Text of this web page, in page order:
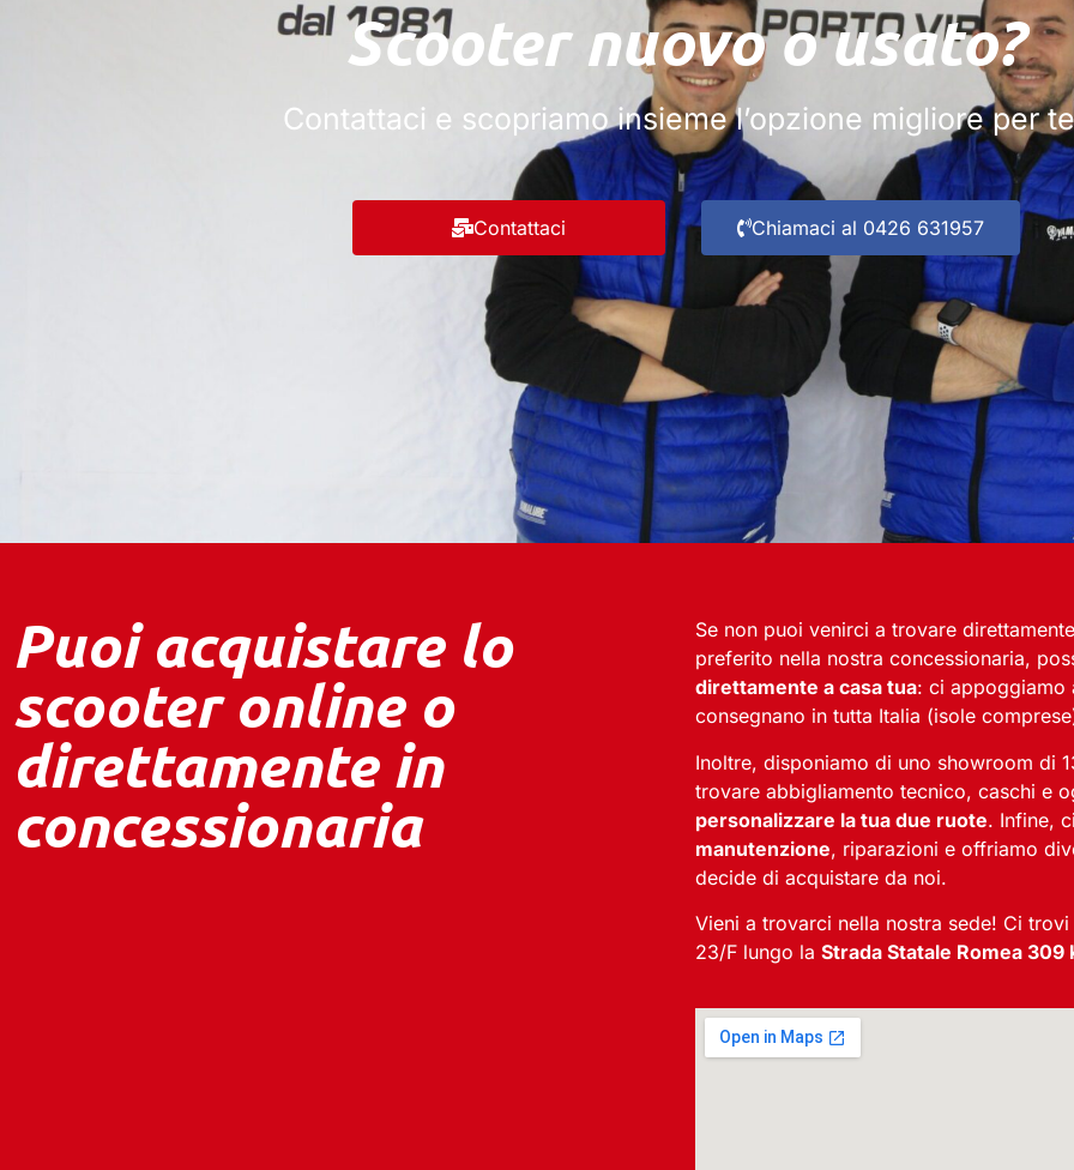
Scooter nuovo o usato?
Contattaci e scopriamo insieme l’opzione migliore per
Contattaci Chiamaci al 0426 631957
Puoi acquistare lo
scooter online o
direttamente in
concessionaria
Se non puoi venirci a trovare
preferito nella nostra concessionaria,
direttamente a casa tua: ci appoggiamo
consegnano in tutta Italia (isole
Inoltre, disponiamo di uno showroom di
trovare abbigliamento tecnico, caschi e
personalizzare la tua due ruote. Infine,
manutenzione, riparazioni e offriamo
decide di acquistare da noi.
Vieni a trovarci nella nostra sede! Ci
23/F lungo la Strada Statale Romea 309